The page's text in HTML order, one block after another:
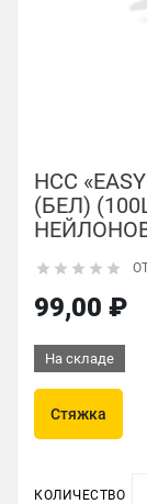
НСС
(БЕЛ)
    
99,00 ₽
На складе
Стяжка
КОЛИЧЕСТВО